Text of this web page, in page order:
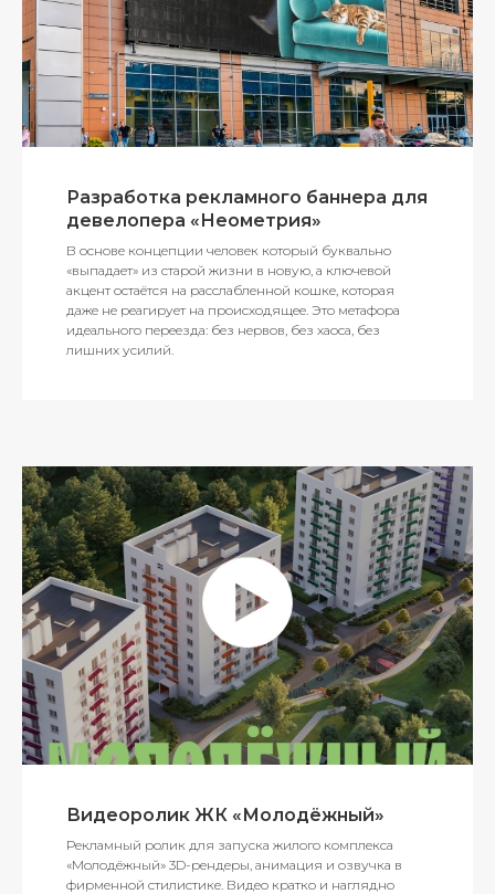
Разработка рекламного баннера для
девелопера «Неометрия»
В основе концепции человек который буквально
«выпадает» из старой жизни в новую, а ключевой
акцент остаётся на расслабленной кошке, которая
даже не реагирует на происходящее. Это метафора
идеального переезда: без нервов, без хаоса, без
лишних усилий.
Видеоролик ЖК «Молодёжный»
Рекламный ролик для запуска жилого комплекса
«Молодёжный» 3D-рендеры, анимация и озвучка в
фирменной стилистике. Видео кратко и наглядно